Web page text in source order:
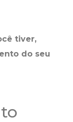
tiver,
do seu